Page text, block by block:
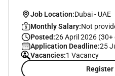
Job Location:Dubai- UAE
Monthly Salary:Not
Posted:26 April 2026 (30+
Application Deadline:25
Vacancies:1 Vacancy